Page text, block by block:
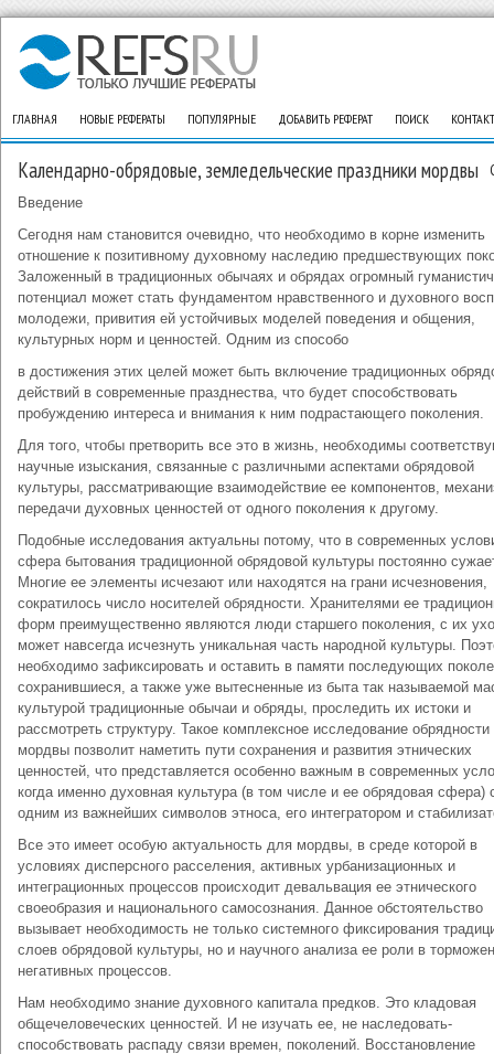
ГЛАВНАЯ НОВЫЕ РЕФЕРАТЫ ПОПУЛЯРНЫЕ ДОБАВИТЬ РЕФЕРАТ ПОИСК
Календарно-обрядовые, земледельческие праздники мордвы
Введение
Сегодня нам становится очевидно, что необходимо в корне изменить
отношение к позитивному духовному наследию предшествующих
Заложенный в традиционных обычаях и обрядах огромный
потенциал может стать фундаментом нравственного и духовного
молодежи, привития ей устойчивых моделей поведения и общения,
культурных норм и ценностей. Одним из способо
в достижения этих целей может быть включение традиционных
действий в современные празднества, что будет способствовать
пробуждению интереса и внимания к ним подрастающего поколения.
Для того, чтобы претворить все это в жизнь, необходимы
научные изыскания, связанные с различными аспектами обрядовой
культуры, рассматривающие взаимодействие ее компонентов,
передачи духовных ценностей от одного поколения к другому.
Подобные исследования актуальны потому, что в современных
сфера бытования традиционной обрядовой культуры постоянно
Многие ее элементы исчезают или находятся на грани исчезновения,
сократилось число носителей обрядности. Хранителями ее
форм преимущественно являются люди старшего поколения, с их
может навсегда исчезнуть уникальная часть народной культуры.
необходимо зафиксировать и оставить в памяти последующих
сохранившиеся, а также уже вытесненные из быта так называемой
культурой традиционные обычаи и обряды, проследить их истоки и
рассмотреть структуру. Такое комплексное исследование обрядности
мордвы позволит наметить пути сохранения и развития этнических
ценностей, что представляется особенно важным в современных
когда именно духовная культура (в том числе и ее обрядовая сфера)
одним из важнейших символов этноса, его интегратором и
Все это имеет особую актуальность для мордвы, в среде которой в
условиях дисперсного расселения, активных урбанизационных и
интеграционных процессов происходит девальвация ее этнического
своеобразия и национального самосознания. Данное обстоятельство
вызывает необходимость не только системного фиксирования
слоев обрядовой культуры, но и научного анализа ее роли в
негативных процессов.
Нам необходимо знание духовного капитала предков. Это кладовая
общечеловеческих ценностей. И не изучать ее, не наследовать-
способствовать распаду связи времен, поколений. Восстановление